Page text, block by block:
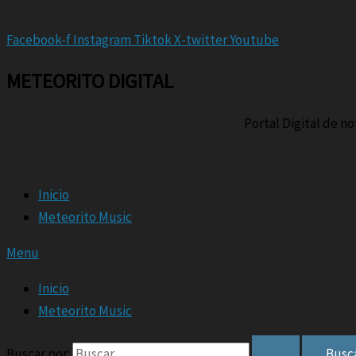
Facebook-fInstagram TiktokX-twitterYoutube
METEORITO DIGITAL
Portal Digital de
Inicio
Meteorito Music
Menu
Inicio
Meteorito Music